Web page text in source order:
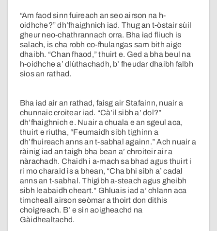
“Am faod sinn fuireach an seo airson na h-
oidhche?” dh’fhaighnich iad. Thug an t-òstair sùil
gheur neo-chathrannach orra. Bha iad fliuch is
salach, is cha robh co-fhulangas sam bith aige
dhaibh. “Chan fhaod,” thuirt e. Ged a bha beul na
h-oidhche a’ dlùthachadh, b’ fheudar dhaibh falbh
sìos an rathad.
Bha iad air an rathad, faisg air Stafainn, nuair a
chunnaic croitear iad. “Cà’il sibh a’ dol?”
dh’fhaighnich e. Nuair a chuala e an sgeul aca,
thuirt e riutha, “Feumaidh sibh tighinn a
dh’fhuireach anns an t-sabhal againn.” Ach nuair a
ràinig iad an taigh bha bean a’ chroiteir air a
nàrachadh. Chaidh i a-mach sa bhad agus thuirt i
ri mo charaid is a bhean, “Cha bhi sibh a’ cadal
anns an t-sabhal. Thigibh a-steach agus gheibh
sibh leabaidh cheart.” Ghluais iad a’ chlann aca
timcheall airson seòmar a thoirt don dithis
choigreach. B’ e sin aoigheachd na
Gàidhealtachd.